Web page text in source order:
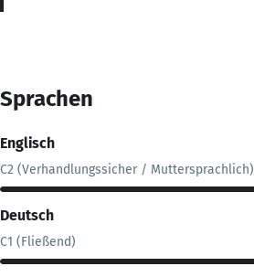
Sprachen
Englisch
C2 (Verhandlungssicher / Muttersprachlich)
Deutsch
C1 (Fließend)